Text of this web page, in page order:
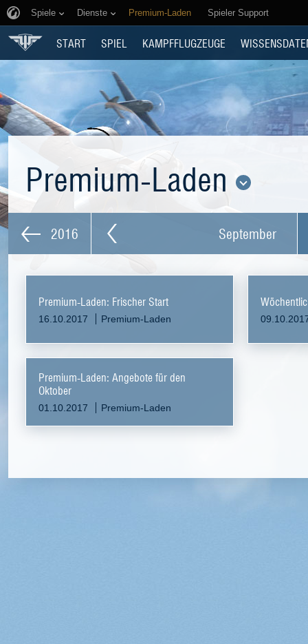
Spiele Dienste Premium-Laden Spieler Support
START SPIEL KAMPFFLUGZEUGE
Premium-Laden
2016 September
Premium-Laden: Frischer Start
16.10.2017 Premium-Laden
Premium-Laden: Angebote für den
Oktober
01.10.2017 Premium-Laden